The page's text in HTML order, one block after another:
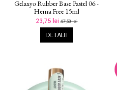
Gelaxyo Rubber Base Pastel 06 -
Hema Free 15ml
23,75 lei47,50 lei
DETALII